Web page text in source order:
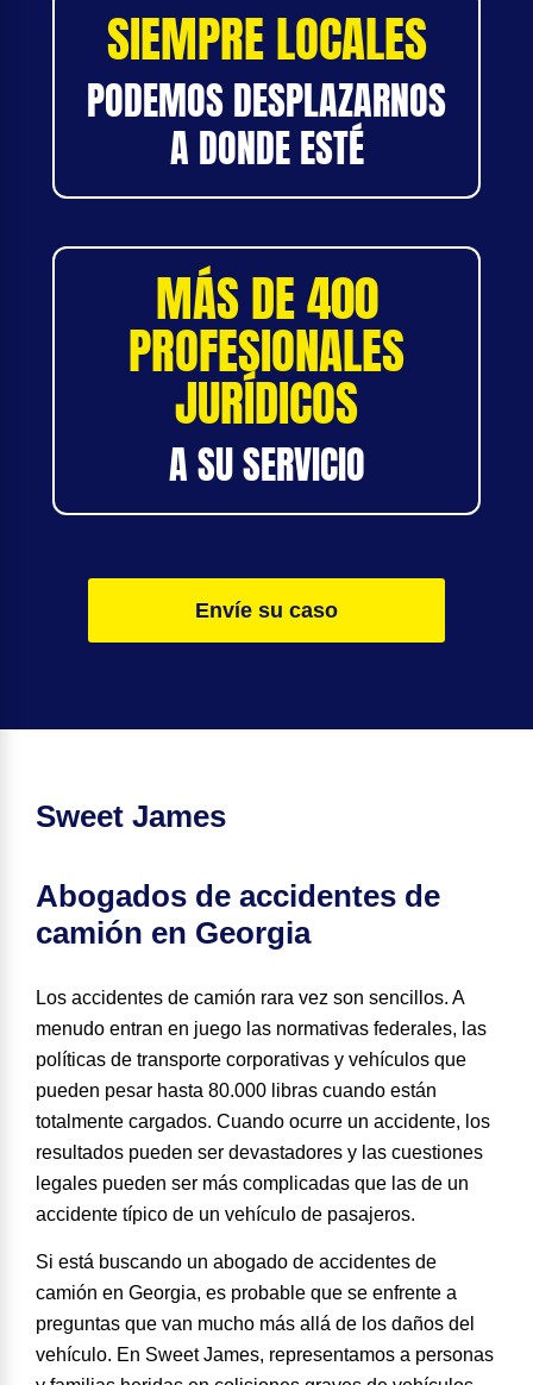
SIEMPRE LOCALES
PODEMOS DESPLAZARNOS
A DONDE ESTÉ
MÁS DE 400
PROFESIONALES
JURÍDICOS
A SU SERVICIO
Envíe su caso
Sweet James
Abogados de accidentes de
camión en Georgia
Los accidentes de camión rara vez son sencillos. A
menudo entran en juego las normativas federales, las
políticas de transporte corporativas y vehículos que
pueden pesar hasta 80.000 libras cuando están
totalmente cargados. Cuando ocurre un accidente, los
resultados pueden ser devastadores y las cuestiones
legales pueden ser más complicadas que las de un
accidente típico de un vehículo de pasajeros.
Si está buscando un abogado de accidentes de
camión en Georgia, es probable que se enfrente a
preguntas que van mucho más allá de los daños del
vehículo. En Sweet James, representamos a personas